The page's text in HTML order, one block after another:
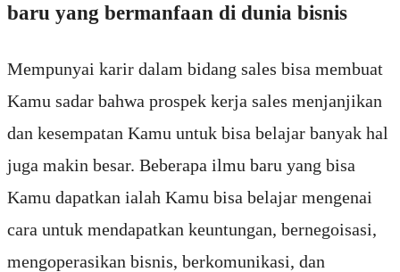
baru yang bermanfaan di dunia bisnis
Mempunyai karir dalam bidang sales bisa membuat
Kamu sadar bahwa prospek kerja sales menjanjikan
dan kesempatan Kamu untuk bisa belajar banyak hal
juga makin besar. Beberapa ilmu baru yang bisa
Kamu dapatkan ialah Kamu bisa belajar mengenai
cara untuk mendapatkan keuntungan, bernegoisasi,
mengoperasikan bisnis, berkomunikasi, dan